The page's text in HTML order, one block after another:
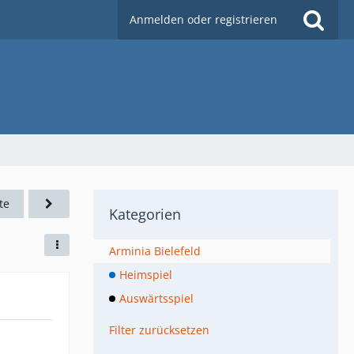
Anmelden oder registrieren
Kategorien
Arminia Bielefeld
Heimspiel
Auswärtsspiel
Filter zurücksetzen